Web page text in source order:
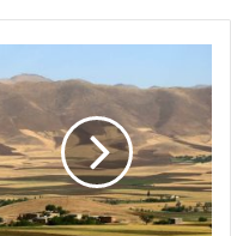
خ
د
ر
ا
و